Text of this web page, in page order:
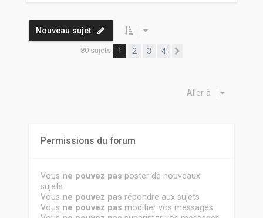
Nouveau sujet
80 sujets 1 2 3 4
Aller à
Permissions du forum
Vous ne pouvez pas poster de nouveaux
sujets
Vous ne pouvez pas répondre aux sujets
Vous ne pouvez pas modifier vos messages